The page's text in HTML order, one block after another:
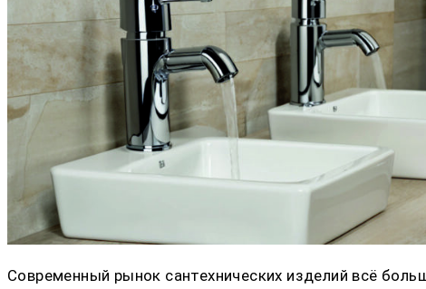
Современный рынок сантехнических изделий всё